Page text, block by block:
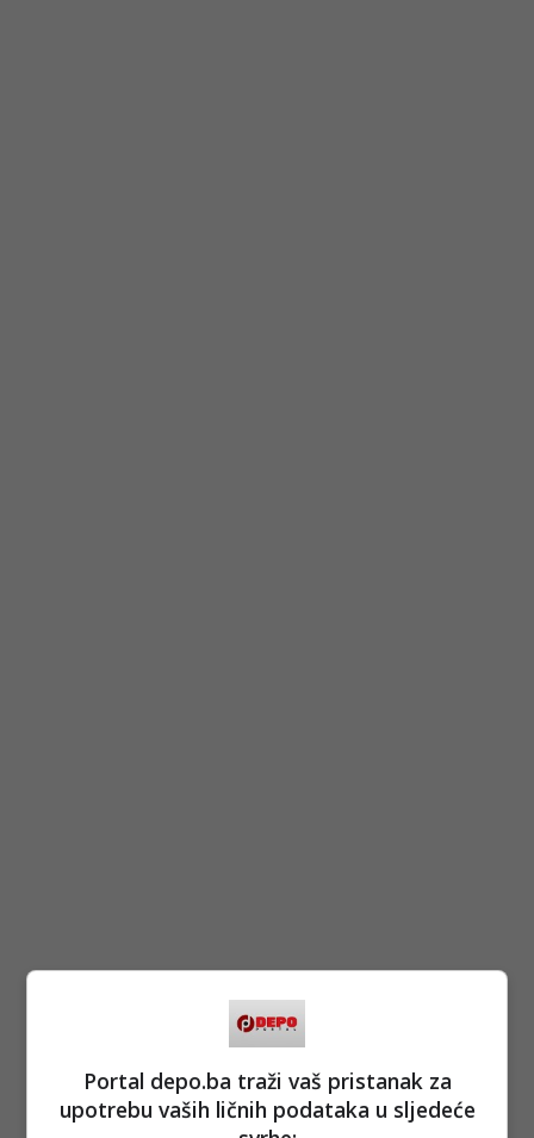
Portal depo.ba traži vaš pristanak za
upotrebu vaših ličnih podataka u sljedeće